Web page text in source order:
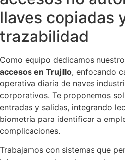
llaves copiadas
trazabilidad
Como equipo dedicamos
accesos en Trujillo, enfocando
operativa diaria de naves
corporativos. Te proponemos
entradas y salidas, integrando
biometría para identificar a
complicaciones.
Trabajamos con sistemas que